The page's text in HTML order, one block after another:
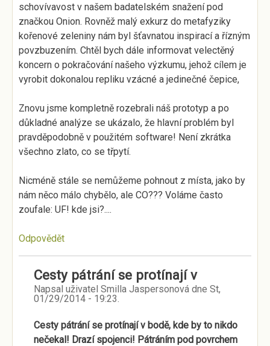
schovívavost v našem badatelském snažení pod
značkou Onion. Rovněž malý exkurz do metafyziky
kořenové zeleniny nám byl šťavnatou inspirací a řízným
povzbuzením. Chtěl bych dále informovat velectěný
koncern o pokračování našeho výzkumu, jehož cílem je
vyrobit dokonalou repliku vzácné a jedinečné čepice,
Znovu jsme kompletně rozebrali náš prototyp a po
důkladné analýze se ukázalo, že hlavní problém byl
pravděpodobně v použitém software! Není zkrátka
všechno zlato, co se třpytí.
Nicméně stále se nemůžeme pohnout z místa, jako by
nám něco málo chybělo, ale CO??? Voláme často
zoufale: UF! kde jsi?....
Odpovědět
Cesty pátrání se protínají v
Napsal uživatel Smilla Jaspersonová dne St,
01/29/2014 - 19:23.
Cesty pátrání se protínají v bodě, kde by to nikdo
nečekal! Drazí spojenci! Pátráním pod povrchem